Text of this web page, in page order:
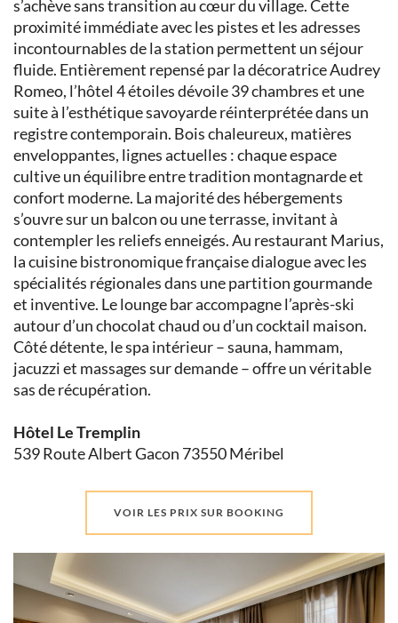
s’achève sans transition au cœur du village. Cette
proximité immédiate avec les pistes et les adresses
incontournables de la station permettent un séjour
fluide. Entièrement repensé par la décoratrice Audrey
Romeo, l’hôtel 4 étoiles dévoile 39 chambres et une
suite à l’esthétique savoyarde réinterprétée dans un
registre contemporain. Bois chaleureux, matières
enveloppantes, lignes actuelles : chaque espace
cultive un équilibre entre tradition montagnarde et
confort moderne. La majorité des hébergements
s’ouvre sur un balcon ou une terrasse, invitant à
contempler les reliefs enneigés. Au restaurant Marius,
la cuisine bistronomique française dialogue avec les
spécialités régionales dans une partition gourmande
et inventive. Le lounge bar accompagne l’après-ski
autour d’un chocolat chaud ou d’un cocktail maison.
Côté détente, le spa intérieur – sauna, hammam,
jacuzzi et massages sur demande – offre un véritable
sas de récupération.
Hôtel Le Tremplin
539 Route Albert Gacon 73550 Méribel
VOIR LES PRIX SUR BOOKING